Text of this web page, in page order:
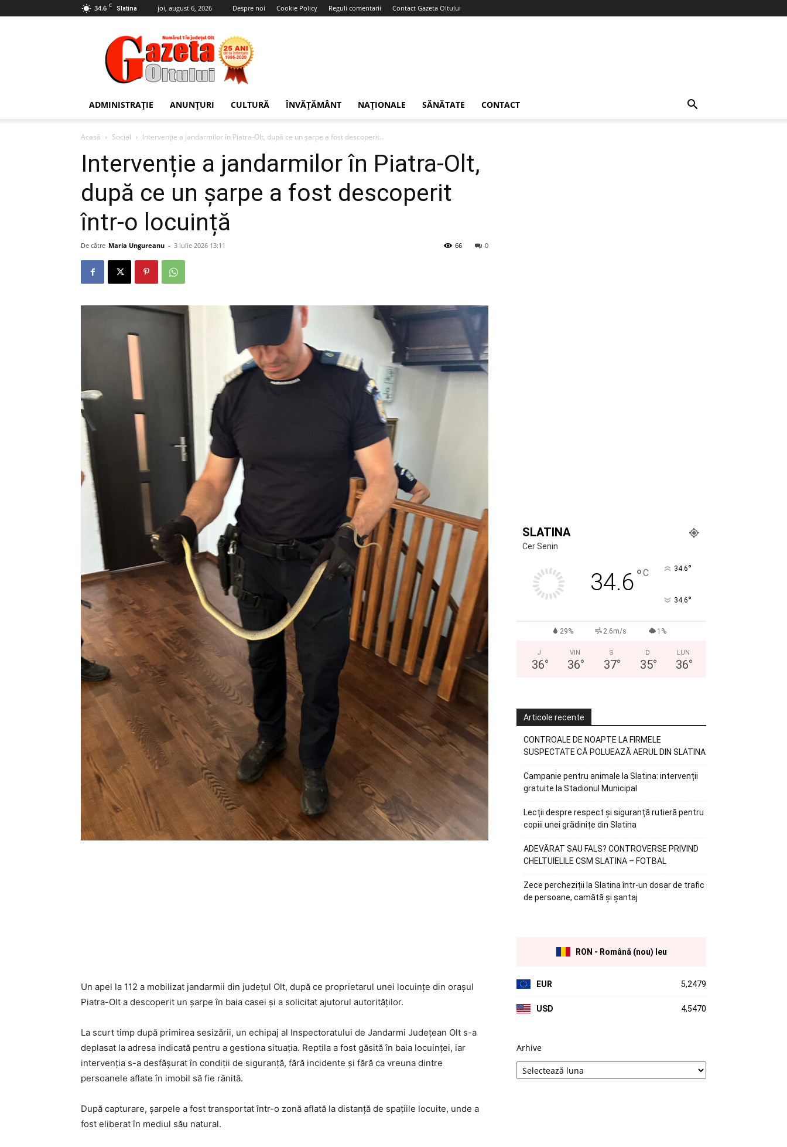
34.6 C Slatina joi, august 6, 2026 Despre noi Cookie Policy Reguli comentarii Contact Gazeta Oltului
Gazeta
Oltului
ADMINISTRAȚIE ANUNȚURI CULTURĂ ÎNVĂȚĂMÂNT NAȚIONALE SĂNĂTATE CONTACT
Acasă Social Intervenție a jandarmilor în Piatra-Olt, după ce un șarpe a fost descoperit...
Intervenție a jandarmilor în Piatra-Olt,
după ce un șarpe a fost descoperit
într-o locuință
De către Maria Ungureanu - 3 iulie 2026 13:11 0
66
Un apel la 112 a mobilizat jandarmii din județul Olt, după ce proprietarul unei locuințe din orașul
Piatra-Olt a descoperit un șarpe în baia casei și a solicitat ajutorul autorităților.
La scurt timp după primirea sesizării, un echipaj al Inspectoratului de Jandarmi Județean Olt s-a
deplasat la adresa indicată pentru a gestiona situația. Reptila a fost găsită în baia locuinței, iar
intervenția s-a desfășurat în condiții de siguranță, fără incidente și fără ca vreuna dintre
persoanele aflate în imobil să fie rănită.
După capturare, șarpele a fost transportat într-o zonă aflată la distanță de spațiile locuite, unde a
fost eliberat în mediul său natural.
SLATINA
Cer Senin
34.6°C 34.6°
34.6°
29% 2.6m/s 1%
J
36°
VIN
36°
S
37°
D
35°
LUN
36°
Articole recente
CONTROALE DE NOAPTE LA FIRMELE
SUSPECTATE CĂ POLUEAZĂ AERUL DIN SLATINA
Campanie pentru animale la Slatina: intervenții
gratuite la Stadionul Municipal
Lecții despre respect și siguranță rutieră pentru
copiii unei grădinițe din Slatina
ADEVĂRAT SAU FALS? CONTROVERSE PRIVIND
CHELTUIELILE CSM SLATINA – FOTBAL
Zece percheziții la Slatina într-un dosar de trafic
de persoane, camătă și șantaj
RON - Română (nou) leu
EUR 5,2479
USD 4,5470
Arhive